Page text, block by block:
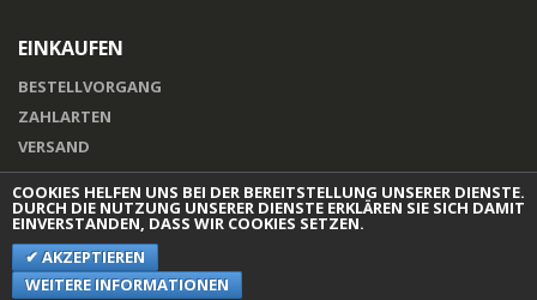
EINKAUFEN
BESTELLVORGANG
ZAHLARTEN
VERSAND
© TONIPATRONI
COOKIES HELFEN UNS BEI DER BEREITSTELLUNG UNSERER DIENSTE.
DURCH DIE NUTZUNG UNSERER DIENSTE ERKLÄREN SIE SICH DAMIT
EINVERSTANDEN, DASS WIR COOKIES SETZEN.
AKZEPTIEREN
WEITERE INFORMATIONEN